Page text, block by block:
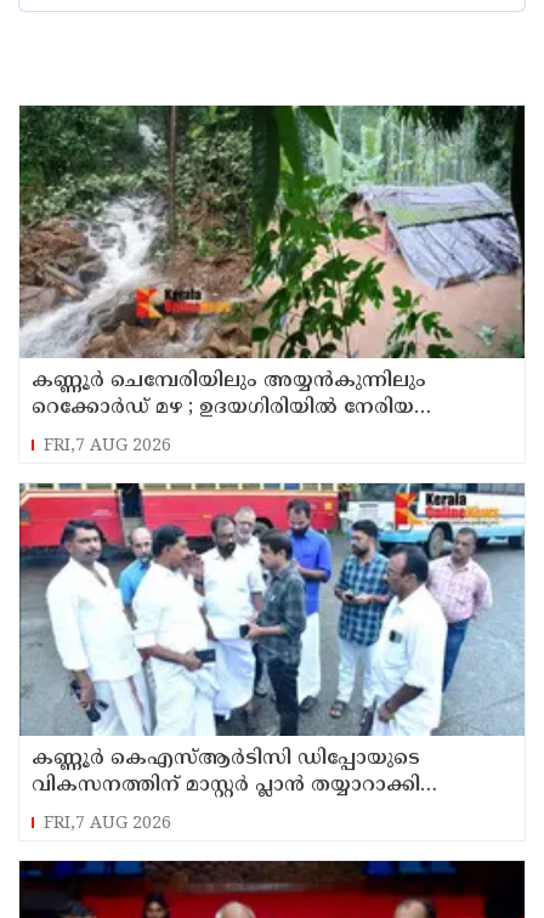
കണ്ണൂർ ചെമ്പേരിയിലും അയ്യൻകുന്നിലും
റെക്കോർഡ് മഴ ; ഉദയഗിരിയിൽ നേരിയ
ഉരുൾപൊട്ടൽ; 13 പേരെ ക്യാമ്പിലേക്ക് മാറ്റി
FRI,7 AUG 2026
കണ്ണൂർ കെഎസ്ആർടിസി ഡിപ്പോയുടെ
വികസനത്തിന് മാസ്റ്റർ പ്ലാൻ തയ്യാറാക്കി
സമർപ്പിക്കും : ടി ഒ മോഹനൻ എം എൽ എ
FRI,7 AUG 2026